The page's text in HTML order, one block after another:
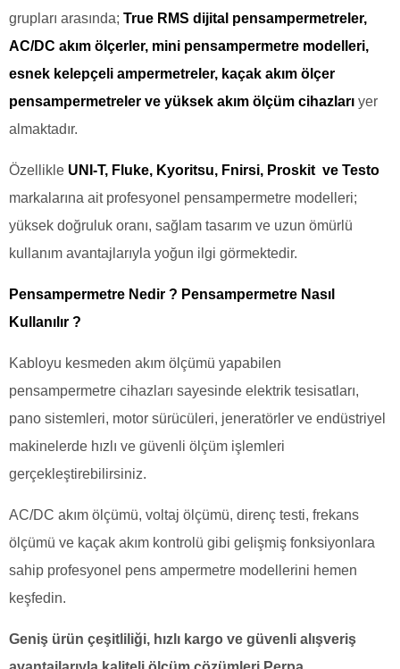
grupları arasında; True RMS dijital pensampermetreler,
AC/DC akım ölçerler, mini pensampermetre modelleri,
esnek kelepçeli ampermetreler, kaçak akım ölçer
pensampermetreler ve yüksek akım ölçüm cihazları yer
almaktadır.
Özellikle UNI-T, Fluke, Kyoritsu, Fnirsi, Proskit ve Testo
markalarına ait profesyonel pensampermetre modelleri;
yüksek doğruluk oranı, sağlam tasarım ve uzun ömürlü
kullanım avantajlarıyla yoğun ilgi görmektedir.
Pensampermetre Nedir ? Pensampermetre Nasıl
Kullanılır ?
Kabloyu kesmeden akım ölçümü yapabilen
pensampermetre cihazları sayesinde elektrik tesisatları,
pano sistemleri, motor sürücüleri, jeneratörler ve endüstriyel
makinelerde hızlı ve güvenli ölçüm işlemleri
gerçekleştirebilirsiniz.
AC/DC akım ölçümü, voltaj ölçümü, direnç testi, frekans
ölçümü ve kaçak akım kontrolü gibi gelişmiş fonksiyonlara
sahip profesyonel pens ampermetre modellerini hemen
keşfedin.
Geniş ürün çeşitliliği, hızlı kargo ve güvenli alışveriş